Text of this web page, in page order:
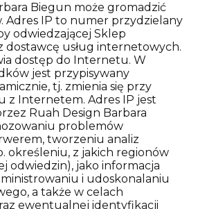
Biegun może gromadzić
Adres IP to numer przydzielany
odwiedzającej Sklep
usług internetowych.
dostęp do Internetu. W
jest przypisywany
tj. zmienia się przy
z Internetem. Adres IP jest
Ruah Design Barbara
problemów
tworzeniu analiz
określeniu, z jakich regionów
odwiedzin), jako informacja
i udoskonalaniu
a także w celach
ewentualnej identyfikacji